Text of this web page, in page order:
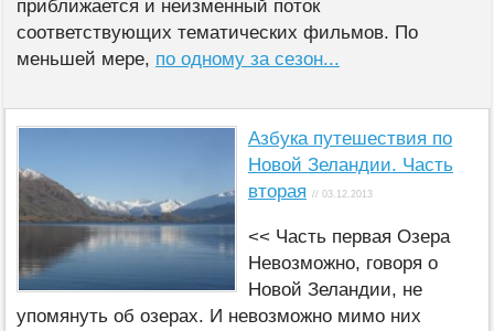
приближается и неизменный поток
соответствующих тематических фильмов. По
меньшей мере, по одному за сезон...
Азбука путешествия по
Новой Зеландии. Часть
вторая // 03.12.2013
<< Часть первая Озера
Невозможно, говоря о
Новой Зеландии, не
упомянуть об озерах. И невозможно мимо них